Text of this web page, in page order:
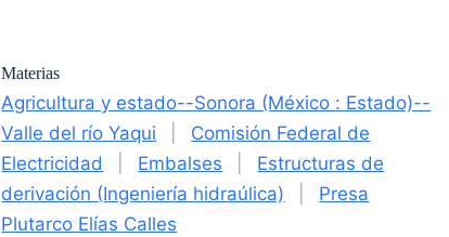
Materias
Agricultura y estado--Sonora (México : Estado)--
Valle del río Yaqui
Comisión Federal de
Electricidad
Embalses
Estructuras de
derivación (Ingeniería hidraúlica)
Presa
Plutarco Elías Calles